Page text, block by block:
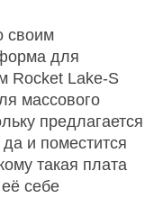
своим
для
Rocket Lake-S
массового
предлагается
и поместится
такая плата
себе